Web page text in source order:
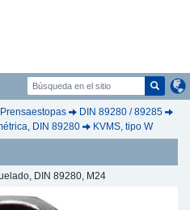
Prensaestopas
DIN 89280 / 89285
DIN 89280
KVMS, tipo W
DIN 89280, M24